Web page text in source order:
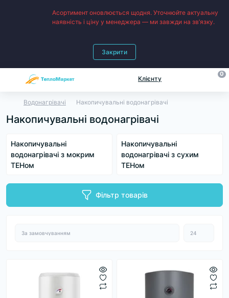
Асортимент оновлюється щодня. Уточнюйте актуальну
наявність і ціну у менеджера — ми завжди на зв’язку.
Закрити
Клієнту
0
Водонагрівачі Накопичувальні водонагрівачі
Накопичувальні водонагрівачі
Накопичувальні
водонагрівачі з мокрим
ТЕНом
Накопичувальні
водонагрівачі з сухим
ТЕНом
Фільтр товарів